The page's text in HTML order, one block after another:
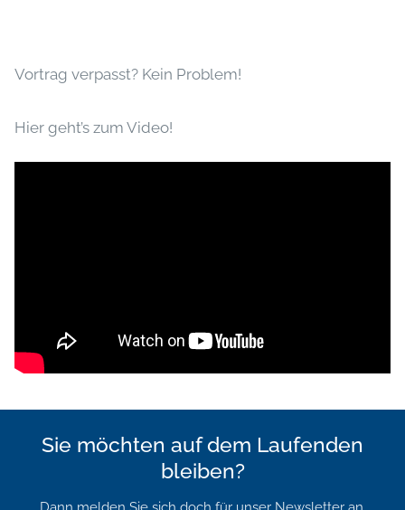
Vortrag verpasst? Kein Problem!
Hier geht’s zum Video!
Sie möchten auf dem Laufenden
bleiben?